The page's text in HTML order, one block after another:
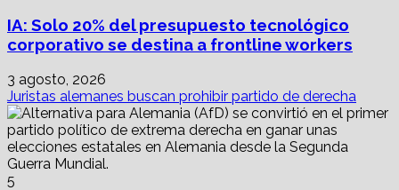
IA: Solo 20% del presupuesto tecnológico
corporativo se destina a frontline workers
3 agosto, 2026
Juristas alemanes buscan prohibir partido de derecha
5